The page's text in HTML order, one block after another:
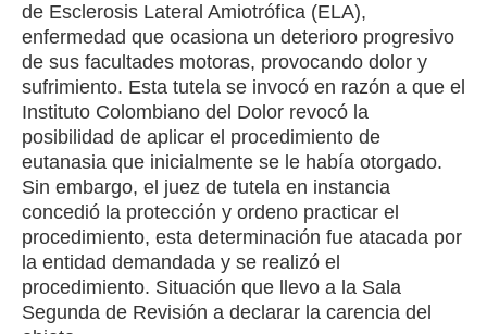
de Esclerosis Lateral Amiotrófica (ELA),
enfermedad que ocasiona un deterioro progresivo
de sus facultades motoras, provocando dolor y
sufrimiento. Esta tutela se invocó en razón a que el
Instituto Colombiano del Dolor revocó la
posibilidad de aplicar el procedimiento de
eutanasia que inicialmente se le había otorgado.
Sin embargo, el juez de tutela en instancia
concedió la protección y ordeno practicar el
procedimiento, esta determinación fue atacada por
la entidad demandada y se realizó el
procedimiento. Situación que llevo a la Sala
Segunda de Revisión a declarar la carencia del